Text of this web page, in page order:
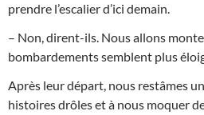
prendre l’escalier d’ici demain.
– Non, dirent-ils. Nous allons
bombardements semblent plus
Après leur départ, nous restâmes
histoires drôles et à nous moquer